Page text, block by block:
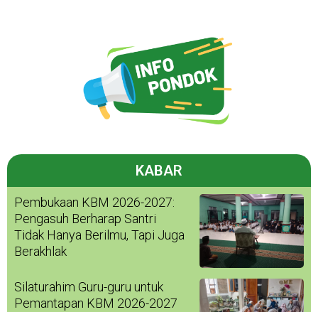
KABAR
Pembukaan KBM 2026-2027:
Pengasuh Berharap Santri
Tidak Hanya Berilmu, Tapi Juga
Berakhlak
Silaturahim Guru-guru untuk
Pemantapan KBM 2026-2027